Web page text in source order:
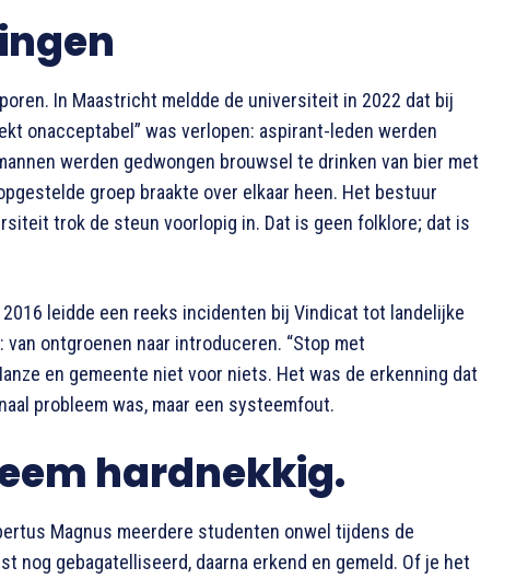
In Maastricht meldde de universiteit in 2022 dat bij
onacceptabel” was verlopen: aspirant-leden werden
werden gedwongen brouwsel te drinken van bier met
groep braakte over elkaar heen. Het bestuur
trok de steun voorlopig in. Dat is geen folklore; dat is
leidde een reeks incidenten bij Vindicat tot landelijke
ontgroenen naar introduceren. “Stop met
en gemeente niet voor niets. Het was de erkenning dat
probleem was, maar een systeemfout.
hardnekkig.
Magnus meerdere studenten onwel tijdens de
nog gebagatelliseerd, daarna erkend en gemeld. Of je het